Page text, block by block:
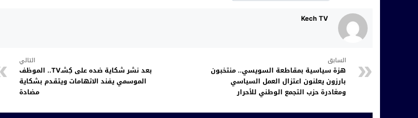
Kech TV
السابق
هزة سياسية بمقاطعة السويسي.. منتخبون
بارزون يعلنون اعتزال العمل السياسي
ومغادرة حزب التجمع الوطني للأحرار
التالي
بعد نشر شكاية ضده على كِشـTV.. الموظف
الموسمي يفند الاتهامات ويتقدم بشكاية
مضادة